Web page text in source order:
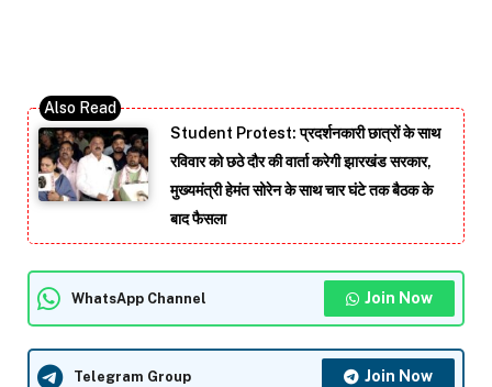
Student Protest: प्रदर्शनकारी छात्रों के साथ
रविवार को छठे दौर की वार्ता करेगी झारखंड सरकार,
मुख्यमंत्री हेमंत सोरेन के साथ चार घंटे तक बैठक के
बाद फैसला
WhatsApp Channel Join Now
Telegram Group Join Now